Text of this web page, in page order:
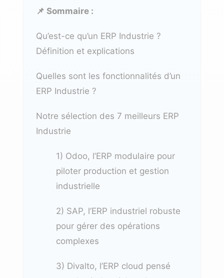
📌 Sommaire :
Qu’est-ce qu’un ERP Industrie ?
Définition et explications
Quelles sont les fonctionnalités d’un
ERP Industrie ?
Notre sélection des 7 meilleurs ERP
Industrie
1) Odoo, l’ERP modulaire pour
piloter production et gestion
industrielle
2) SAP, l’ERP industriel robuste
pour gérer des opérations
complexes
3) Divalto, l’ERP cloud pensé